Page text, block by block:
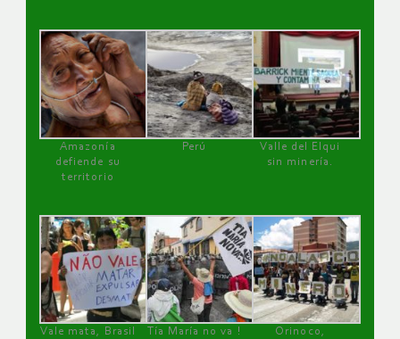
Amazonía
defiende su
territorio
Perú
Valle del Elqui
sin minería.
Vale mata, Brasil
Tía María no va !
Orinoco,